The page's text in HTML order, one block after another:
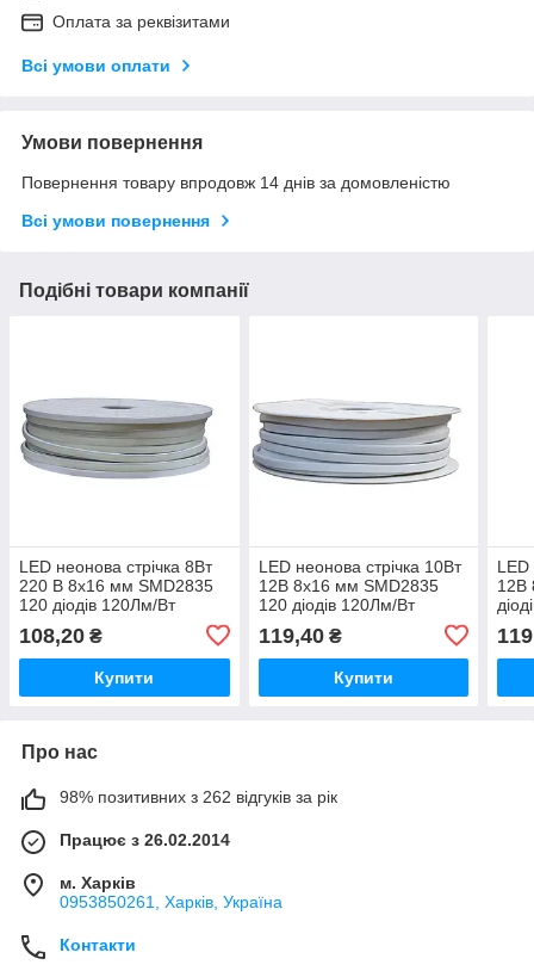
Оплата за реквізитами
Всі умови оплати
Умови повернення
Повернення товару впродовж 14 днів за домовленістю
Всі умови повернення
Подібні товари компанії
LED неонова стрічка 8Вт
220 В 8х16 мм SMD2835
120 діодів 120Лм/Вт
теплий білий 3000K, серія
Neon, гарантія 3 роки
108,20 ₴
Купити
LED неонова стрічка 10Вт
12В 8х16 мм SMD2835
120 діодів 120Лм/Вт
серія Neon, гарантія 3
роки
119,40₴
Купити
LED
12В
Про нас
98% позитивних з 262 відгуків за рік
Працює з 26.02.2014
м. Харків
0953850261, Харків, Україна
Контакти